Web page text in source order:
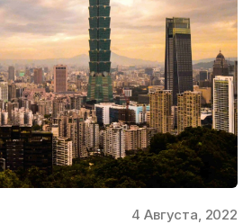
4 Августа, 2022